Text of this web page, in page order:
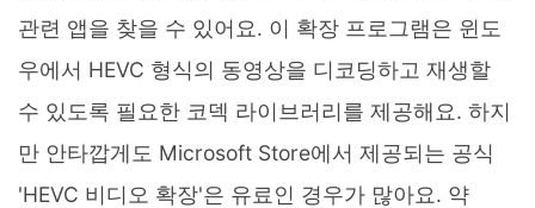
관련 앱을 찾을 수 있어요. 이 확장 프로그램은 윈도
우에서 HEVC 형식의 동영상을 디코딩하고 재생할
수 있도록 필요한 코덱 라이브러리를 제공해요. 하지
만 안타깝게도 Microsoft Store에서 제공되는 공식
'HEVC 비디오 확장'은 유료인 경우가 많아요. 약